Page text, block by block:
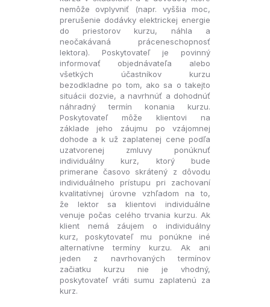
nemôže ovplyvniť (napr. vyššia moc,
prerušenie dodávky elektrickej energie
do priestorov kurzu, náhla a
neočakávaná práceneschopnosť
lektora). Poskytovateľ je povinný
informovať objednávateľa alebo
všetkých účastníkov kurzu
bezodkladne po tom, ako sa o takejto
situácii dozvie, a navrhnúť a dohodnúť
náhradný termín konania kurzu.
Poskytovateľ môže klientovi na
základe jeho záujmu po vzájomnej
dohode a k už zaplatenej cene podľa
uzatvorenej zmluvy ponúknuť
individuálny kurz, ktorý bude
primerane časovo skrátený z dôvodu
individuálneho prístupu pri zachovaní
kvalitatívnej úrovne vzhľadom na to,
že lektor sa klientovi individuálne
venuje počas celého trvania kurzu. Ak
klient nemá záujem o individuálny
kurz, poskytovateľ mu ponúkne iné
alternatívne termíny kurzu. Ak ani
jeden z navrhovaných termínov
začiatku kurzu nie je vhodný,
poskytovateľ vráti sumu zaplatenú za
kurz.